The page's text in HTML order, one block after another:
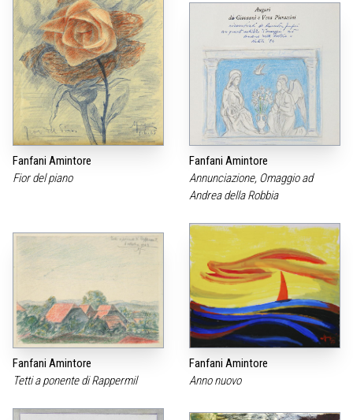
Fanfani Amintore
Fior del piano
Fanfani Amintore
Annunciazione, Omaggio ad
Andrea della Robbia
Fanfani Amintore
Tetti a ponente di Rappermil
Fanfani Amintore
Anno nuovo